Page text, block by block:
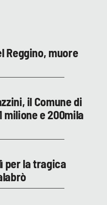
Reggino, muore
il Comune di
milione e 200mila
per la tragica